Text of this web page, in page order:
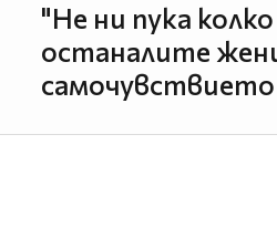
"Не ни пука
останалите